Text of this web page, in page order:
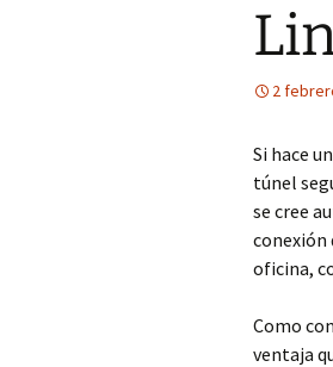
2
Si hace
túnel
se cree
conexión
oficina,
Como
ventaja